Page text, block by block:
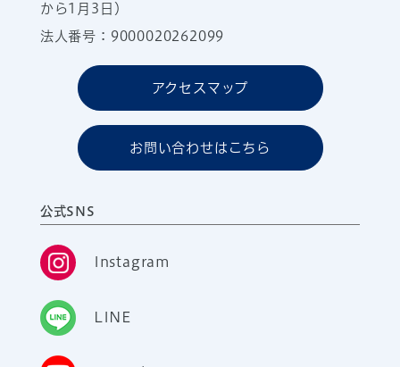
から1月3日）
法人番号：9000020262099
アクセスマップ
お問い合わせはこちら
公式SNS
Instagram
LINE